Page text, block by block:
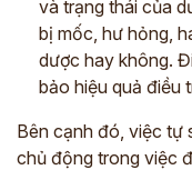
và trạng thái của
bị mốc, hư hỏng,
dược hay không.
bảo hiệu quả điều
Bên cạnh đó, việc tự
chủ động trong việc